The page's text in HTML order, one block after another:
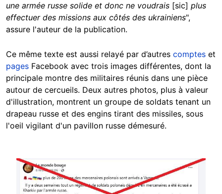
une armée russe solide et donc ne voudrais [sic] plus
effectuer des missions aux côtés des ukrainiens",
assure l'auteur de la publication.
Ce même texte est aussi relayé par d’autres comptes et
pages Facebook avec trois images différentes, dont la
principale montre des militaires réunis dans une pièce
autour de cercueils. Deux autres photos, plus à valeur
d'illustration, montrent un groupe de soldats tenant un
drapeau russe et des engins tirant des missiles, sous
l'oeil vigilant d'un pavillon russe démesuré.
Image